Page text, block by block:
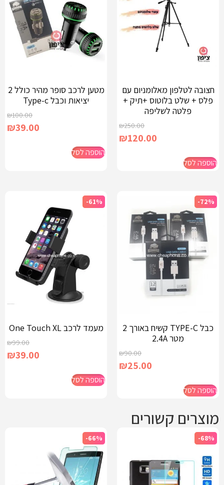
חצובה לטלפון מאלומניום עם
פלס + שלט בלוטוס +תיק +
פלטה לשליפה
₪250.00
₪120.00
הוספה לסל
מטען לרכב סופר מהיר כולל 2
יציאות וכבל Type-c
₪100.00
₪39.00
הוספה לסל
-72%
כבל TYPE-C קשיח באורך 2
מטר 2.4A
₪90.00
₪25.00
הוספה לסל
-61%
​מעמד לרכב One Touch XL
₪99.00
₪39.00
הוספה לסל
מוצרים קשורים
-68%
-66%